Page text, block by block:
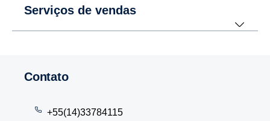
Serviços de vendas
Contato
+55(14)33784115